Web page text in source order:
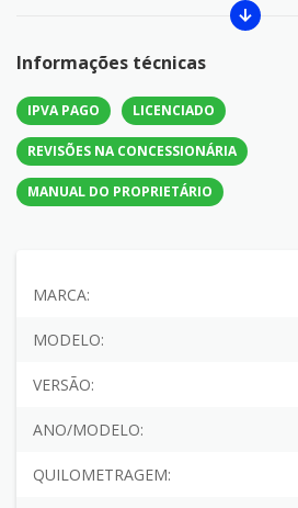
Informações técnicas
IPVA PAGO LICENCIADO
REVISÕES NA CONCESSIONÁRIA
MANUAL DO PROPRIETÁRIO
MARCA:
MODELO:
VERSÃO:
ANO/MODELO:
QUILOMETRAGEM: